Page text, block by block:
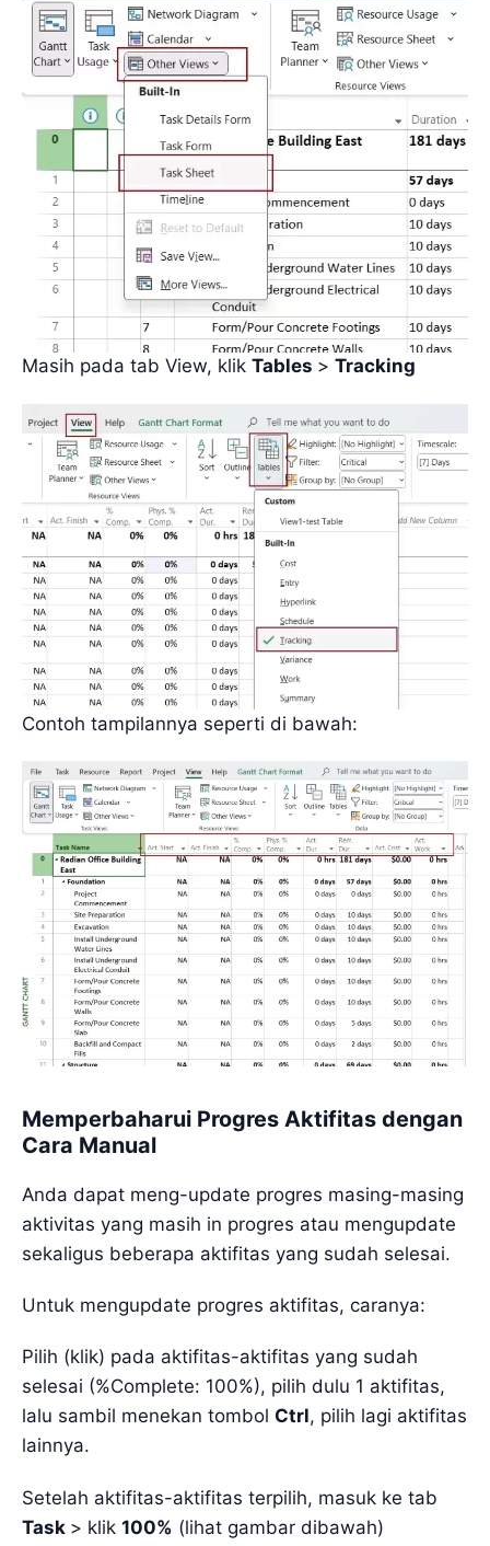
Masih pada tab View, klik Tables > Tracking
Contoh tampilannya seperti di bawah:
Memperbaharui Progres Aktifitas dengan
Cara Manual
Anda dapat meng-update progres masing-masing
aktivitas yang masih in progres atau mengupdate
sekaligus beberapa aktifitas yang sudah selesai.
Untuk mengupdate progres aktifitas, caranya:
Pilih (klik) pada aktifitas-aktifitas yang sudah
selesai (%Complete: 100%), pilih dulu 1 aktifitas,
lalu sambil menekan tombol Ctrl, pilih lagi aktifitas
lainnya.
Setelah aktifitas-aktifitas terpilih, masuk ke tab
Task > klik 100% (lihat gambar dibawah)